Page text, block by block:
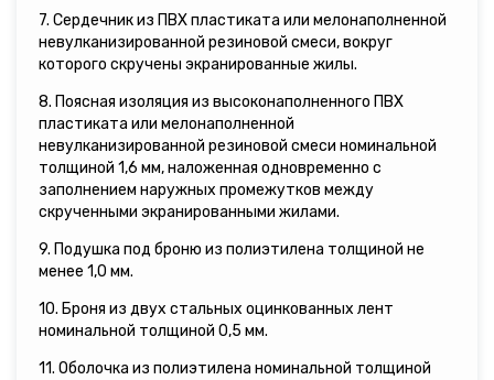
7. Сердечник из ПВХ пластиката или мелонаполненной
невулканизированной резиновой смеси, вокруг
которого скручены экранированные жилы.
8. Поясная изоляция из высоконаполненного ПВХ
пластиката или мелонаполненной
невулканизированной резиновой смеси номинальной
толщиной 1,6 мм, наложенная одновременно с
заполнением наружных промежутков между
скрученными экранированными жилами.
9. Подушка под броню из полиэтилена толщиной не
менее 1,0 мм.
10. Броня из двух стальных оцинкованных лент
номинальной толщиной 0,5 мм.
11. Оболочка из полиэтилена номинальной толщиной